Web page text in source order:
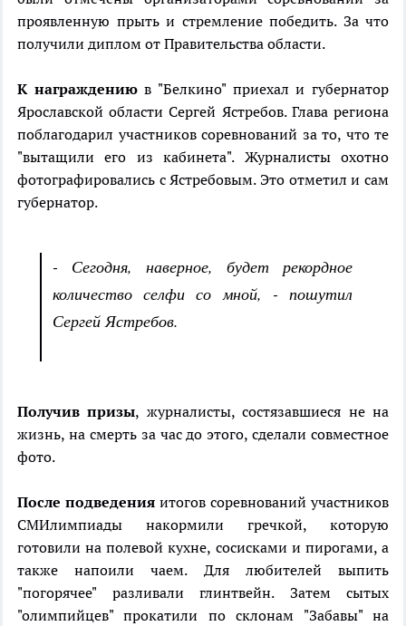
проявленную прыть и стремление победить. За что
получили диплом от Правительства области.
К награждениюв "Белкино" приехал и губернатор
Ярославской области Сергей Ястребов. Глава региона
поблагодарил участников соревнований за то, что те
"вытащили его из кабинета". Журналисты охотно
фотографировались с Ястребовым. Это отметил и сам
губернатор.
- Сегодня, наверное, будет рекордное
количество селфи со мной, - пошутил
Сергей Ястребов.
Получив призы, журналисты, состязавшиеся не на
жизнь, на смерть за час до этого, сделали совместное
фото.
После подведения итогов соревнований участников
СМИлимпиады накормили гречкой, которую
готовили на полевой кухне, сосисками и пирогами, а
также напоили чаем. Для любителей выпить
"погорячее" разливали глинтвейн. Затем сытых
"олимпийцев" прокатили по склонам "Забавы" на